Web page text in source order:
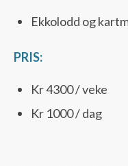
Ekkolodd og
PRIS:
Kr 4300 / veke
Kr 1000 / dag